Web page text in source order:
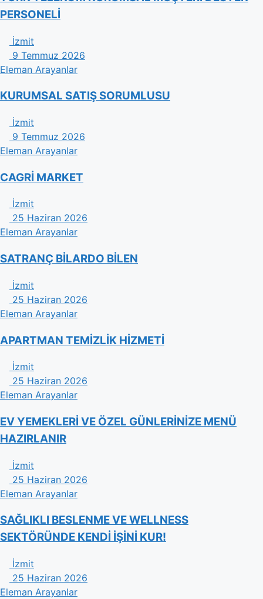
PERSONELİ
İzmit
9 Temmuz 2026
Eleman Arayanlar
KURUMSAL SATIŞ SORUMLUSU
İzmit
9 Temmuz 2026
Eleman Arayanlar
CAGRİ MARKET
İzmit
25 Haziran 2026
Eleman Arayanlar
SATRANÇ BİLARDO BİLEN
İzmit
25 Haziran 2026
Eleman Arayanlar
APARTMAN TEMİZLİK HİZMETİ
İzmit
25 Haziran 2026
Eleman Arayanlar
EV YEMEKLERİ VE ÖZEL GÜNLERİNİZE MENÜ
HAZIRLANIR
İzmit
25 Haziran 2026
Eleman Arayanlar
​SAĞLIKLI BESLENME VE WELLNESS
SEKTÖRÜNDE KENDİ İŞİNİ KUR!
İzmit
25 Haziran 2026
Eleman Arayanlar